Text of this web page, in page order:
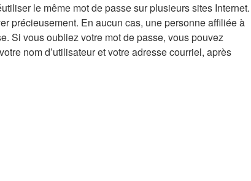
le même mot de passe sur plusieurs sites Internet.
précieusement. En aucun cas, une personne affiliée à
Si vous oubliez votre mot de passe, vous pouvez
nom d’utilisateur et votre adresse courriel, après